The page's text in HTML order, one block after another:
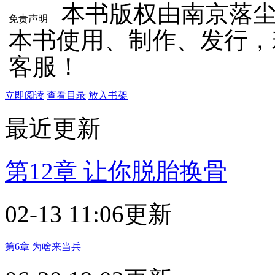
免责声明
本书版权由南京落
本书使用、制作、发行
客服！
立即阅读 查看目录 放入书架
最近更新
第12章 让你脱胎换骨
02-13 11:06更新
第6章 为啥来当兵